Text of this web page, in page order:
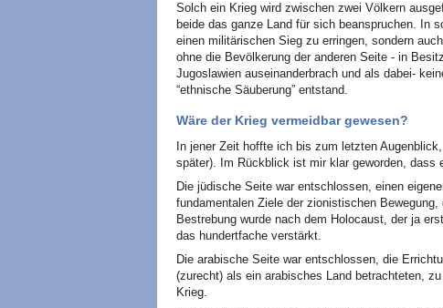
Solch ein Krieg wird zwischen zwei Völkern
beide das ganze Land für sich beanspruchen. In
einen militärischen Sieg zu erringen, sondern
ohne die Bevölkerung der anderen Seite - in
Jugoslawien auseinanderbrach und als dabei-
“ethnische Säuberung” entstand.
Wäre der Krieg vermeidbar gewesen?
In jener Zeit hoffte ich bis zum letzten
später). Im Rückblick ist mir klar geworden, dass
Die jüdische Seite war entschlossen, einen
fundamentalen Ziele der zionistischen
Bestrebung wurde nach dem Holocaust, der ja
das hundertfache verstärkt.
Die arabische Seite war entschlossen, die
(zurecht) als ein arabisches Land betrachteten,
Krieg.